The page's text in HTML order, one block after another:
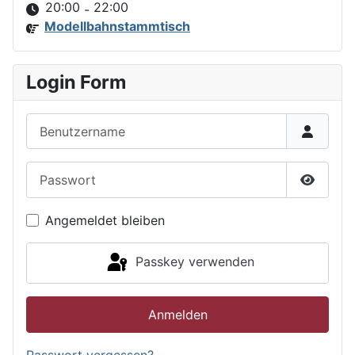
20:00 - 22:00
Modellbahnstammtisch
Login Form
Angemeldet bleiben
Passkey verwenden
Anmelden